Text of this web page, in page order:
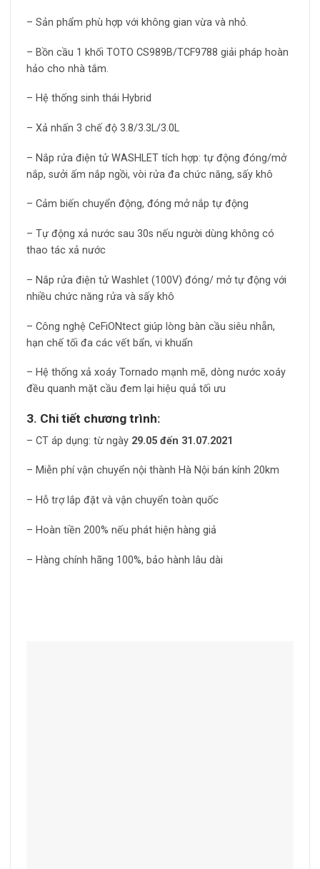
– Sản phẩm phù hợp với không gian vừa và nhỏ.
– Bồn cầu 1 khối TOTO CS989B/TCF9788 giải pháp hoàn
hảo cho nhà tắm.
– Hệ thống sinh thái Hybrid
– Xả nhấn 3 chế độ 3.8/3.3L/3.0L
– Nắp rửa điện tử WASHLET tích hợp: tự động đóng/mở
nắp, sưởi ấm nắp ngồi, vòi rửa đa chức năng, sấy khô
– Cảm biến chuyển động, đóng mở nắp tự động
– Tự động xả nước sau 30s nếu người dùng không có
thao tác xả nước
– Nắp rửa điện tử Washlet (100V) đóng/ mở tự động với
nhiều chức năng rửa và sấy khô
– Công nghệ CeFiONtect giúp lòng bàn cầu siêu nhẵn,
hạn chế tối đa các vết bẩn, vi khuẩn
– Hệ thống xả xoáy Tornado mạnh mẽ, dòng nước xoáy
đều quanh mặt cầu đem lại hiệu quả tối ưu
3. Chi tiết chương trình:
– CT áp dụng: từ ngày 29.05 đến 31.07.2021
– Miễn phí vận chuyển nội thành Hà Nội bán kính 20km
– Hỗ trợ lắp đặt và vận chuyển toàn quốc
– Hoàn tiền 200% nếu phát hiện hàng giả
– Hàng chính hãng 100%, bảo hành lâu dài